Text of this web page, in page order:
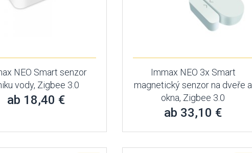
NEO Smart senzor
vody, Zigbee 3.0
ab 18,40 €
Immax NEO 3x Smart
magnetický senzor na dveře a
okna, Zigbee 3.0
ab 33,10 €